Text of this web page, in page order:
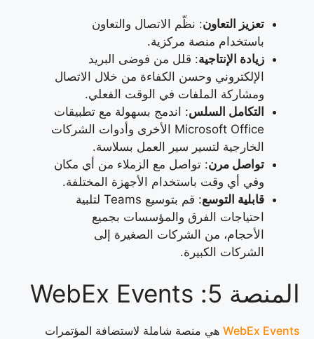
تعزيز التعاون: نظّم الاتصال والتعاون
باستخدام منصة مركزية.
زيادة الإنتاجية: قلل من فوضى البريد
الإلكتروني وحسن الكفاءة من خلال الاتصال
ومشاركة الملفات في الوقت الفعلي.
التكامل السلس: اندمج بسهولة مع تطبيقات
Microsoft Office الأخرى وأدوات الشركات
الخارجية لتسير سير العمل بسلاسة.
تواصل مرن: تواصل مع الزملاء من أي مكان
وفي أي وقت باستخدام الأجهزة المختلفة.
قابلية التوسع
: قم بتوسيع Teams لتلبية
احتياجات الفرق والمؤسسات بجميع
الأحجام، من الشركات الصغيرة إلى
الشركات الكبيرة.
المنصة 5: WebEx Events
WebEx Events هي منصة شاملة لاستضافة المؤتمرات